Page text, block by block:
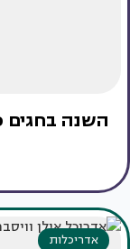
השנה בחגים
אדריכלות